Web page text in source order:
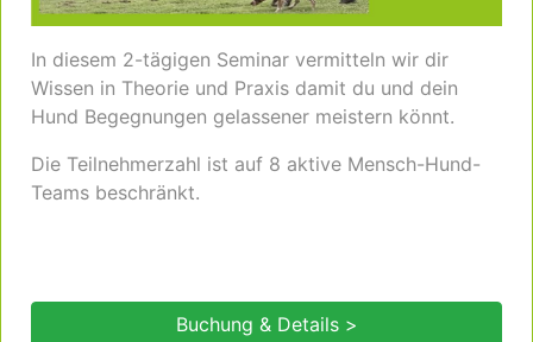
In diesem 2-tägigen Seminar vermitteln wir dir
Wissen in Theorie und Praxis damit du und dein
Hund Begegnungen gelassener meistern könnt.
Die Teilnehmerzahl ist auf 8 aktive Mensch-Hund-
Teams beschränkt.
Buchung & Details >